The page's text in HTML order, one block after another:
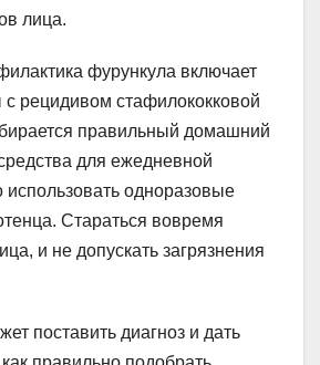
лица.
фурункула включает
рецидивом стафилококковой
правильный домашний
для ежедневной
использовать одноразовые
Стараться вовремя
и не допускать загрязнения
поставить диагноз и дать